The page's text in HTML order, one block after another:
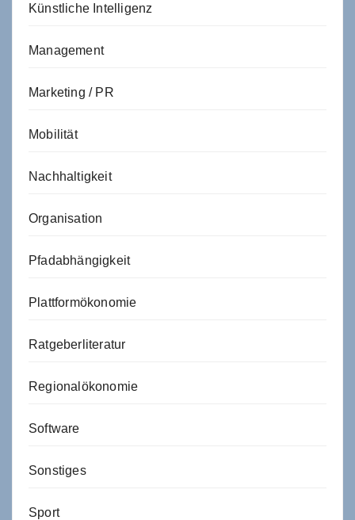
Künstliche Intelligenz
Management
Marketing / PR
Mobilität
Nachhaltigkeit
Organisation
Pfadabhängigkeit
Plattformökonomie
Ratgeberliteratur
Regionalökonomie
Software
Sonstiges
Sport